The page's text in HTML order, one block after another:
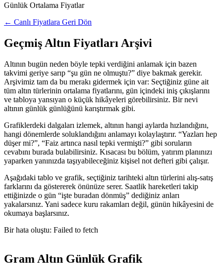
Günlük Ortalama Fiyatlar
← Canlı Fiyatlara Geri Dön
Geçmiş Altın Fiyatları Arşivi
Altının bugün neden böyle tepki verdiğini anlamak için bazen
takvimi geriye sarıp “şu gün ne olmuştu?” diye bakmak gerekir.
Arşivimiz tam da bu merakı gidermek için var: Seçtiğiniz güne ait
tüm altın türlerinin ortalama fiyatlarını, gün içindeki iniş çıkışlarını
ve tabloya yansıyan o küçük hikâyeleri görebilirsiniz. Bir nevi
altının günlük günlüğünü karıştırmak gibi.
Grafiklerdeki dalgaları izlemek, altının hangi aylarda hızlandığını,
hangi dönemlerde soluklandığını anlamayı kolaylaştırır. “Yazları hep
düşer mi?”, “Faiz artınca nasıl tepki vermişti?” gibi soruların
cevabını burada bulabilirsiniz. Kısacası bu bölüm, yatırım planınızı
yaparken yanınızda taşıyabileceğiniz kişisel not defteri gibi çalışır.
Aşağıdaki tablo ve grafik, seçtiğiniz tarihteki altın türlerini alış-satış
farklarını da göstererek önünüze serer. Saatlik hareketleri takip
ettiğinizde o gün “işte buradan dönmüş” dediğiniz anları
yakalarsınız. Yani sadece kuru rakamları değil, günün hikâyesini de
okumaya başlarsınız.
Bir hata oluştu: Failed to fetch
Gram Altın Günlük Grafik